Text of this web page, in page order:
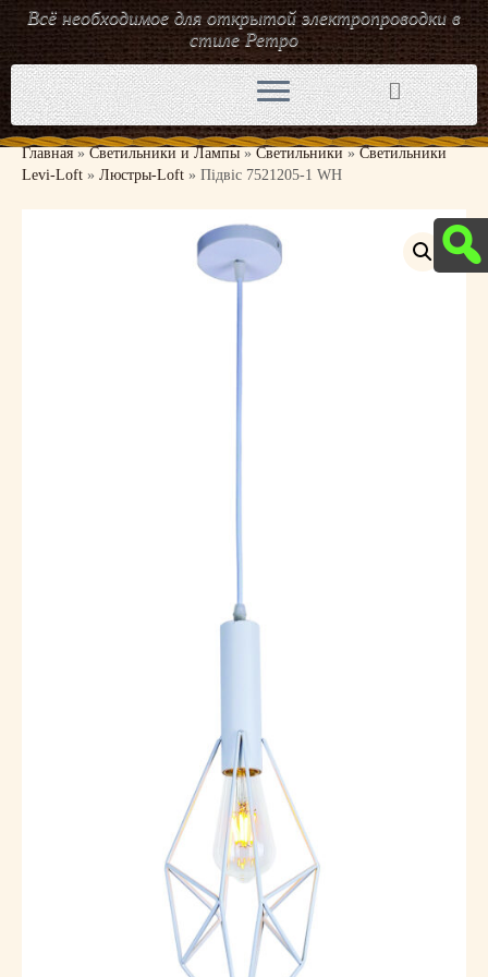
Перейти
к
содержимому
Всё необходимое для открытой электропроводки в
стиле Ретро
Главная » Светильники и Лампы » Светильники » Светильники
Levi-Loft » Люстры-Loft » Підвіс 7521205-1 WH